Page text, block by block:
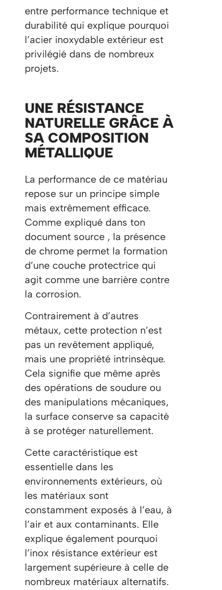
entre performance technique et
durabilité qui explique pourquoi
l’acier inoxydable extérieur est
privilégié dans de nombreux
projets.
UNE RÉSISTANCE
NATURELLE GRÂCE À
SA COMPOSITION
MÉTALLIQUE
La performance de ce matériau
repose sur un principe simple
mais extrêmement efficace.
Comme expliqué dans ton
document source , la présence
de chrome permet la formation
d’une couche protectrice qui
agit comme une barrière contre
la corrosion.
Contrairement à d’autres
métaux, cette protection n’est
pas un revêtement appliqué,
mais une propriété intrinsèque.
Cela signifie que même après
des opérations de soudure ou
des manipulations mécaniques,
la surface conserve sa capacité
à se protéger naturellement.
Cette caractéristique est
essentielle dans les
environnements extérieurs, où
les matériaux sont
constamment exposés à l’eau, à
l’air et aux contaminants. Elle
explique également pourquoi
l’inox résistance extérieur est
largement supérieure à celle de
nombreux matériaux alternatifs.